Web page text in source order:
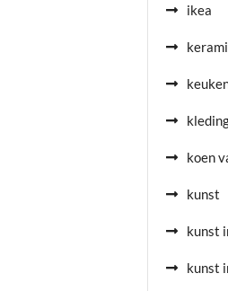
ikea
koen
kunst
kunst
kunst